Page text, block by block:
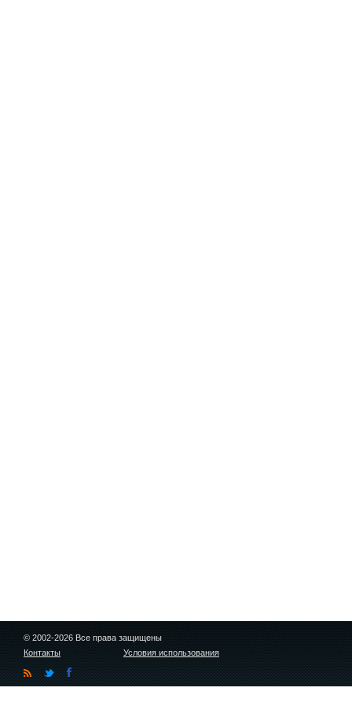
© 2002-2026 Все права защищены
Контакты
Условия использования